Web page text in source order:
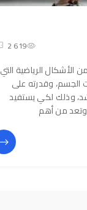
2 619
الرياضية التي
الجسم، وقدرته على
وذلك لكي يستفيد
وتعد من أهم